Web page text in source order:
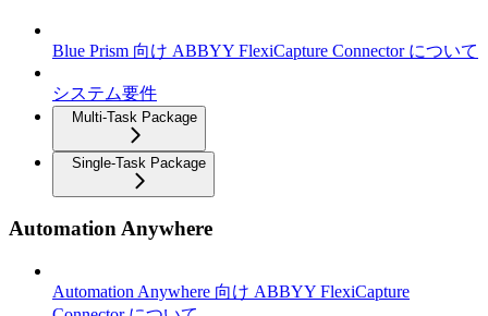
Blue Prism 向け ABBYY FlexiCapture Connector について
システム要件
Multi-Task Package
Single-Task Package
Automation Anywhere
Automation Anywhere 向け ABBYY FlexiCapture